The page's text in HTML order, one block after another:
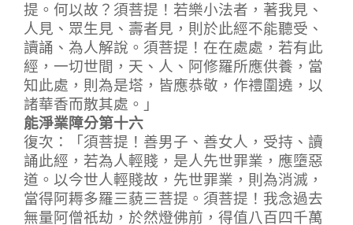
提。何以故？須菩提！若樂小法者，著我見、
人見、眾生見、壽者見，則於此經不能聽受、
讀誦、為人解說。須菩提！在在處處，若有此
經，一切世間，天、人、阿修羅所應供養，當
知此處，則為是塔，皆應恭敬，作禮圍遶，以
諸華香而散其處。」
能淨業障分第十六
復次：「須菩提！善男子、善女人，受持、讀
誦此經，若為人輕賤，是人先世罪業，應墮惡
道。以今世人輕賤故，先世罪業，則為消滅，
當得阿耨多羅三藐三菩提。須菩提！我念過去
無量阿僧祇劫，於然燈佛前，得值八百四千萬